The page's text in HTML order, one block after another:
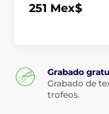
251 Mex$
Grabado
Grabado de
trofeos.